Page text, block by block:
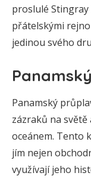
proslulé Stingray
přátelskými
jedinou svého
Panamský
zázraků na
oceánem. Tento
jím nejen
využívají jeho